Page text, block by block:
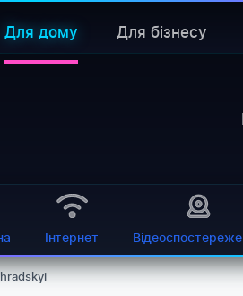
Для дому Для бізнесу
Інтернет